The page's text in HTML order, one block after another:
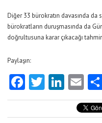
Diğer 33 bürokratın davasında
bürokratların duruşmasında da
doğrultusuna karar çıkacağı
Paylaşın:
Facebook
Twitter